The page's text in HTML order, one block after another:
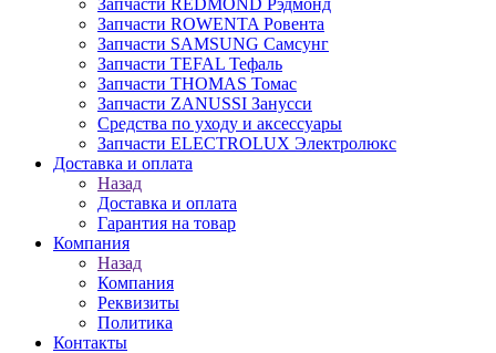
Запчасти REDMOND Рэдмонд
Запчасти ROWENTA Ровента
Запчасти SAMSUNG Самсунг
Запчасти TEFAL Тефаль
Запчасти THOMAS Томас
Запчасти ZANUSSI Занусси
Средства по уходу и аксессуары
Запчасти ELECTROLUX Электролюкс
Доставка и оплата
Назад
Доставка и оплата
Гарантия на товар
Компания
Назад
Компания
Реквизиты
Политика
Контакты